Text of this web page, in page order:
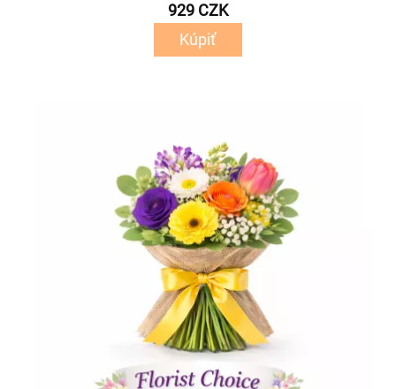
929 CZK
Kúpiť